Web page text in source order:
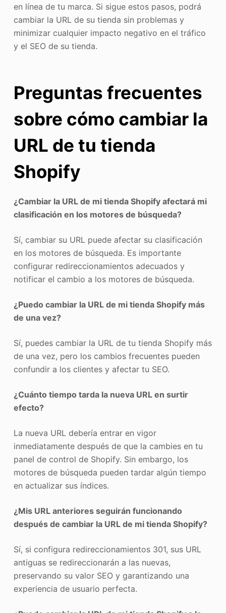
en línea de tu marca. Si sigue estos pasos, podrá
cambiar la URL de su tienda sin problemas y
minimizar cualquier impacto negativo en el tráfico
y el SEO de su tienda.
Preguntas frecuentes
sobre cómo cambiar la
URL de tu tienda
Shopify
¿Cambiar la URL de mi tienda Shopify afectará mi
clasificación en los motores de búsqueda?
Sí, cambiar su URL puede afectar su clasificación
en los motores de búsqueda. Es importante
configurar redireccionamientos adecuados y
notificar el cambio a los motores de búsqueda.
¿Puedo cambiar la URL de mi tienda Shopify más
de una vez?
Sí, puedes cambiar la URL de tu tienda Shopify más
de una vez, pero los cambios frecuentes pueden
confundir a los clientes y afectar tu SEO.
¿Cuánto tiempo tarda la nueva URL en surtir
efecto?
La nueva URL debería entrar en vigor
inmediatamente después de que la cambies en tu
panel de control de Shopify. Sin embargo, los
motores de búsqueda pueden tardar algún tiempo
en actualizar sus índices.
¿Mis URL anteriores seguirán funcionando
después de cambiar la URL de mi tienda Shopify?
Sí, si configura redireccionamientos 301, sus URL
antiguas se redireccionarán a las nuevas,
preservando su valor SEO y garantizando una
experiencia de usuario perfecta.